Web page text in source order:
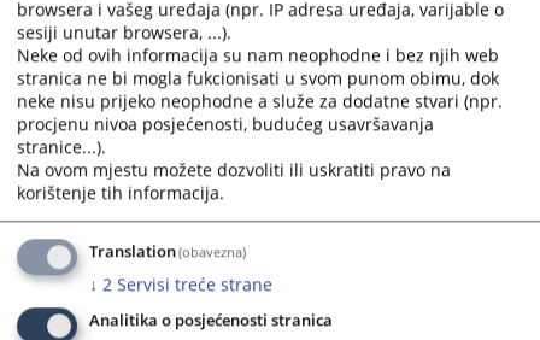
the
question
mark
key
to
get
the
keyboard
shortcuts
for
changing
dates.
the
question
mark
key
to
get
the
for
changing
dates.
Na Informacijama koje se nalaze na ulazu u zgradu Suda
nalazi se službenik koji ima pristup CMS aplikaciji. Kroz tu
aplikaciju se vode svi postupci u Sudu...
30.06.2009.
Kako mogu doći do sudije u postupku?
Do sudije koji sudi u Vašem postupku nije dozvoljeno dolaziti
bez poziva ili suprotne stranke u postupku...
browsera i vašeg uređaja (npr. IP adresa uređaja, varijable o
sesiji unutar browsera, ...).
Neke od ovih informacija su nam neophodne i bez njih web
stranica ne bi mogla fukcionisati u svom punom obimu, dok
neke nisu prijeko neophodne a služe za dodatne stvari (npr.
procjenu nivoa posjećenosti, budućeg usavršavanja
stranice...).
Na ovom mjestu možete dozvoliti ili uskratiti pravo na
korištenje tih informacija.
Translation(obavezna)
↓ 2 Servisi treće strane
Analitika o posjećenosti stranica